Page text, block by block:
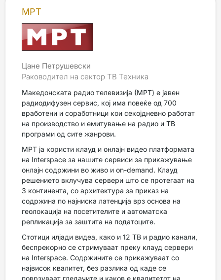
МРТ
Цане Петрушевски
Раководител на сектор ТВ Техника
Македонската радио телевизија (МРТ) е јавен
радиодифузен сервис, кој има повеќе од 700
вработени и соработници кои секојдневно работат
на производство и емитување на радио и ТВ
програми од сите жанрови.
МРТ ја користи клауд и онлајн видео платформата
на Interspace за нашите сервиси за прикажување
онлајн содржини во живо и on-demand. Клауд
решението вклучува сервери што се протегаат на
3 континента, со архитектура за приказ на
содржина по најниска латенција врз основа на
геолокација на посетителите и автоматска
репликација за заштита на податоците.
Стотици илјади видеа, како и 12 ТВ и радио канали,
беспрекорно се стримуваат преку клауд сервери
на Interspace. Содржините се прикажуваат со
највисок квалитет, без разлика од каде се
поврзуваат гледачите и каков е квалитетот на